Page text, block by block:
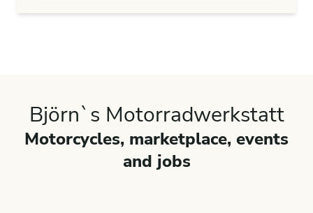
Björn`s Motorradwerkstatt
Motorcycles, marketplace, events
and jobs